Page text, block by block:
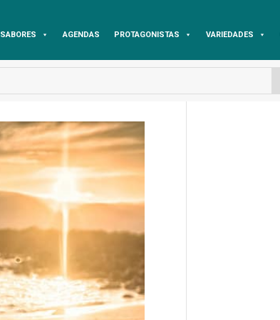
SABORES AGENDAS PROTAGONISTAS VARIEDADES